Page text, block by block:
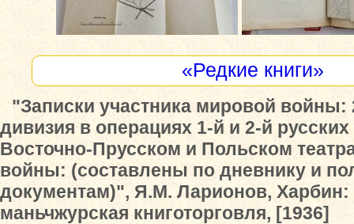
«Редкие книги»
"Записки участника мировой войны:
дивизия в операциях 1-й и 2-й
Восточно-Прусском и Польском
войны: (составлены по дневнику и
документам)", Я.М. Ларионов, Харбин:
маньчжурская книготорговля, [1936]